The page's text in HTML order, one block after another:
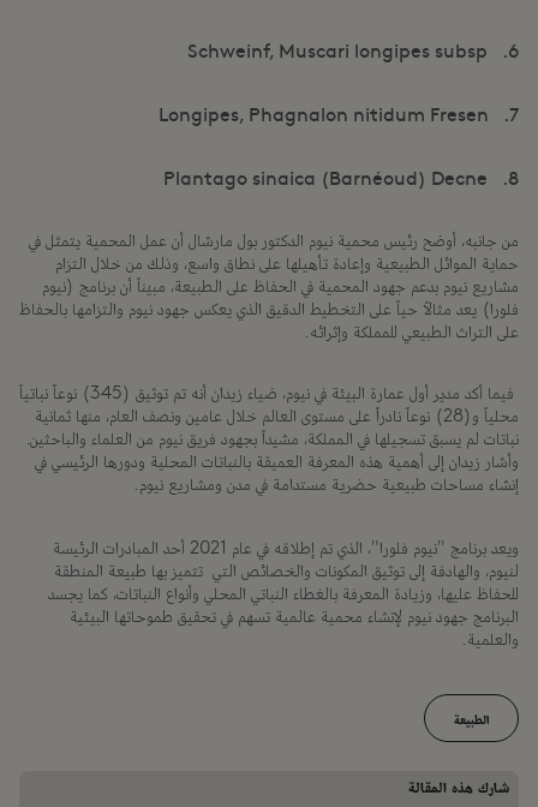
6. Schweinf, Muscari longipes subsp
7. Longipes, Phagnalon nitidum Fresen
8. Plantago sinaica (Barnéoud) Decne
من جانبه، أوضح رئيس محمية نيوم الدكتور بول مارشال أن عمل المحمية يتمثل في
حماية الموائل الطبيعية وإعادة تأهيلها على نطاق واسع، وذلك من خلال التزام
مشاريع نيوم بدعم جهود المحمية في الحفاظ على الطبيعة، مبيناً أن برنامج (نيوم
فلورا) يعد مثالاً حياً على التخطيط الدقيق الذي يعكس جهود نيوم والتزامها بالحفاظ
على التراث الطبيعي للمملكة وإثرائه.
فيما أكد مدير أول عمارة البيئة في نيوم، ضياء زيدان أنه تم توثيق (345) نوعاً نباتياً
محلياً و(28) نوعاً نادراً على مستوى العالم خلال عامين ونصف العام، منها ثمانية
نباتات لم يسبق تسجيلها في المملكة، مشيداً بجهود فريق نيوم من العلماء والباحثين.
وأشار زيدان إلى أهمية هذه المعرفة العميقة بالنباتات المحلية ودورها الرئيسي في
إنشاء مساحات طبيعية حضرية مستدامة في مدن ومشاريع نيوم.
ويعد برنامج "نيوم فلورا"، الذي تم إطلاقه في عام 2021 أحد المبادرات الرئيسة
لنيوم، والهادفة إلى توثيق المكونات والخصائص التي تتميز بها طبيعة المنطقة
للحفاظ عليها، وزيادة المعرفة بالغطاء النباتي المحلي وأنواع النباتات، كما يجسد
البرنامج جهود نيوم لإنشاء محمية عالمية تسهم في تحقيق طموحاتها البيئية
والعلمية.
الطبيعة
شارك هذه المقالة